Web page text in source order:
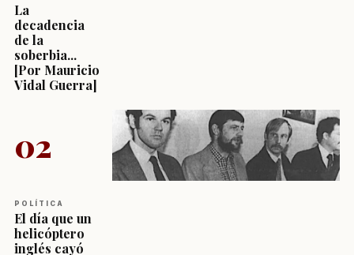
La
decadencia
de la
soberbia...
[Por Mauricio
Vidal Guerra]
02
POLÍTICA
El día que un
helicóptero
inglés cayó